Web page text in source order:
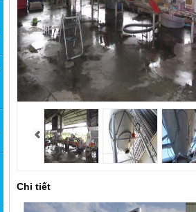
Chi tiết